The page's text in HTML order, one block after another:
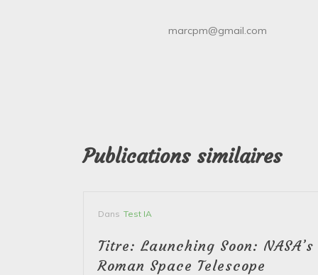
marcpm@gmail.com
Publications similaires
Dans Test IA
Titre: Launching Soon: NASA’s
Roman Space Telescope